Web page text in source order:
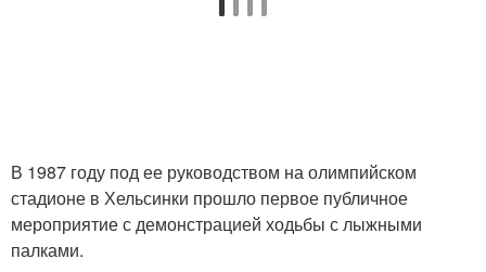
В 1987 году под ее руководством на олимпийском
стадионе в Хельсинки прошло первое публичное
мероприятие с демонстрацией ходьбы с лыжными
палками.